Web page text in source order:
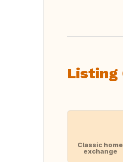
Listing
Classic home
exchange